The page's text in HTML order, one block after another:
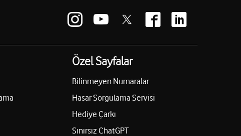
Özel Sayfalar
Bilinmeyen Numaralar
Hasar Sorgulama Servisi
Hediye Çarkı
Sınırsız ChatGPT